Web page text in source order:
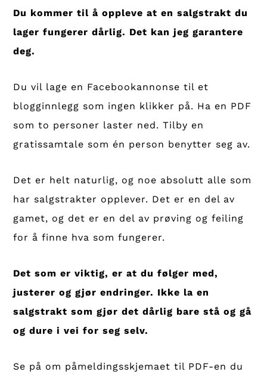
Du kommer til å oppleve at en salgstrakt du
lager fungerer dårlig. Det kan jeg garantere
deg.
Du vil lage en Facebookannonse til et
blogginnlegg som ingen klikker på. Ha en PDF
som to personer laster ned. Tilby en
gratissamtale som én person benytter seg av.
Det er helt naturlig, og noe absolutt alle som
har salgstrakter opplever. Det er en del av
gamet, og det er en del av prøving og feiling
for å finne hva som fungerer.
Det som er viktig, er at du følger med,
justerer og gjør endringer. Ikke la en
salgstrakt som gjør det dårlig bare stå og gå
og dure i vei for seg selv.
Se på om påmeldingsskjemaet til PDF-en du